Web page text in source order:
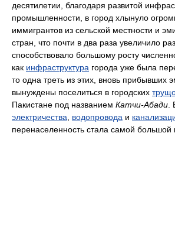
десятилетии, благодаря развитой
промышленности, в город хлынуло
иммигрантов из сельской местности и
стран, что почти в два раза увеличило
способствовало большому росту
как инфраструктура города уже была
то одна треть из этих, вновь прибывших
вынуждены поселиться в городских
Пакистане под названием Катчи-Абади.
электричества, водопровода и
перенаселенность стала самой